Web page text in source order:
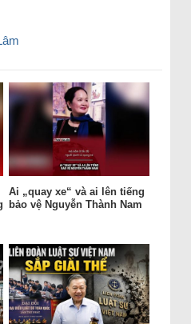
Ai „quay xe“ và ai lên tiếng
bảo vệ Nguyễn Thành Nam